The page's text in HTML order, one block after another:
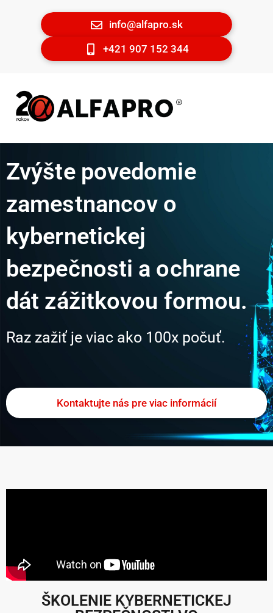
info@alfapro.sk
+421 907 152 344
Zvýšte povedomie
zamestnancov o
kybernetickej
bezpečnosti a ochrane
dát zážitkovou formou.
Raz zažiť je viac ako 100x počuť.
Kontaktujte nás pre viac informácií
ŠKOLENIE KYBERNETICKEJ